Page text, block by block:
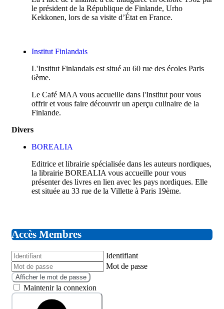
le président de la République de Finlande, Urho
Kekkonen, lors de sa visite d’État en France.
Institut Finlandais
L'Institut Finlandais est situé au 60 rue des écoles Paris
6ème.
Le Café MAA vous accueille dans l'Institut pour vous
offrir et vous faire découvrir un aperçu culinaire de la
Finlande.
Divers
BOREALIA
Editrice et librairie spécialisée dans les auteurs nordiques,
la librairie BOREALIA vous accueille pour vous
présenter des livres en lien avec les pays nordiques. Elle
est située au 33 rue de la Villette à Paris 19ème.
Accès Membres
Identifiant
Mot de passe
Afficher le mot de passe
Maintenir la connexion